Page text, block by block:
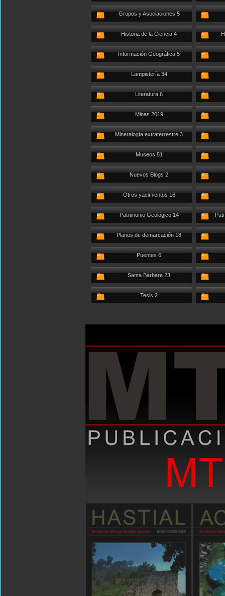
Grupos y Asociaciones 5
Historia de la Ciencia 4
Información Geográfica 5
Lampistería 34
Literatura 6
Minas 2019
Mineralogía extraterrestre 3
Museos 51
Nuevos Blogs 2
Otros yacimientos 16
Patrimonio Geológico 14
Planos de demarcación 18
Puentes 6
Santa Bárbara 23
Tesis 2